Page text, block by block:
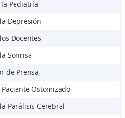
Pediatría
Depresión
Docentes
Sonrisa
de Prensa
Ostomizado
Parálisis Cerebral